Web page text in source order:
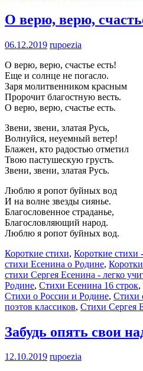
О верю, верю,
06.12.2019 rupoezia
О верю, верю, счастье есть!
Еще и солнце не погасло.
Заря молитвенником красным
Пророчит благостную весть.
О верю, верю, счастье есть.
Звени, звени, златая Русь,
Волнуйся, неуемный ветер!
Блажен, кто радостью отметил
Твою пастушескую грусть.
Звени, звени, златая Русь.
Люблю я ропот буйных вод
И на волне звезды сиянье.
Благословенное страданье,
Благословляющий народ.
Люблю я ропот буйных вод.
Короткие стихи, Короткие стихи
стихи Есенина о Родине,
стихи Сергея Есенина - легко
Родине, Стихи Есенина 16 строк,
Стихи о России и Родине, Стихи
поэтов классиков, Стихи Сергея
Забудь опять свои
12.10.2019 rupoezia